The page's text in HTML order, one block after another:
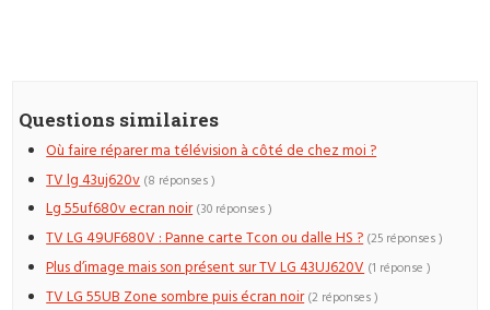
Questions similaires
Où faire réparer ma télévision à côté de chez moi ?
TV lg 43uj620v (8 réponses )
Lg 55uf680v ecran noir (30 réponses )
TV LG 49UF680V : Panne carte Tcon ou dalle HS ? (25 réponses )
Plus d’image mais son présent sur TV LG 43UJ620V (1 réponse )
TV LG 55UB Zone sombre puis écran noir (2 réponses )